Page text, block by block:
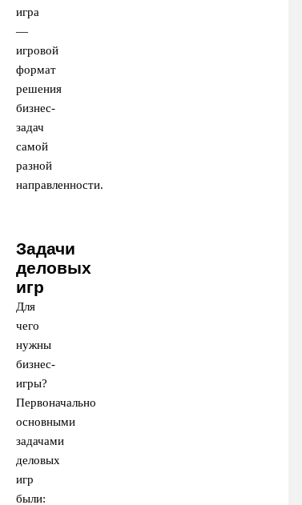
игра
—
игровой
формат
решения
бизнес-
задач
самой
разной
направленности.
Задачи
деловых
игр
Для
чего
нужны
бизнес-
игры?
Первоначально
основными
задачами
деловых
игр
были: